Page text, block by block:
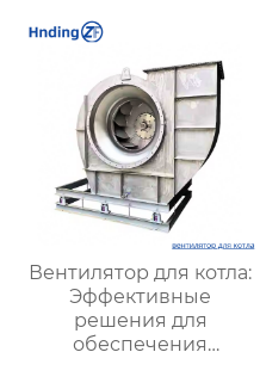
Вентилятор для котла:
Эффективные
решения для
обеспечения